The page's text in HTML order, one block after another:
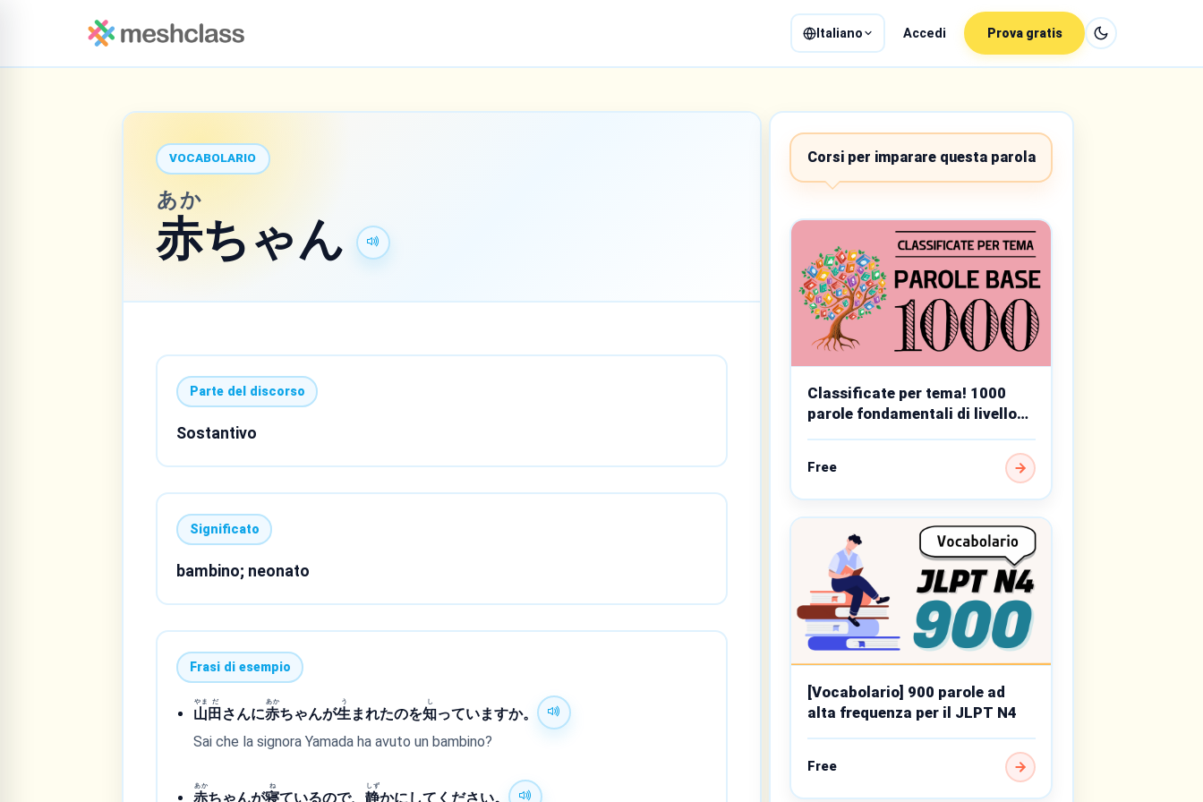
Italiano Accedi Prova gratis
VOCABOLARIO
赤
あか
ちゃん
Parte del discorso
Sostantivo
Significato
bambino; neonato
Frasi di esempio
山
やま
田
だ
さんに赤
あか
ちゃんが生
う
まれたのを知
し
っていますか。
Sai che la signora Yamada ha avuto un bambino?
赤
あか
ちゃんが寝
ね
ているので、静
しず
かにしてください。
Corsi per imparare questa parola
Classificate per tema! 1000
parole fondamentali di livello
base
Free
[Vocabolario] 900 parole ad
alta frequenza per il JLPT N4
Free